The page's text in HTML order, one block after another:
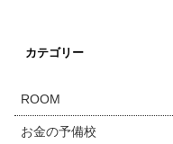
カテゴリー
ROOM
お金の予備校